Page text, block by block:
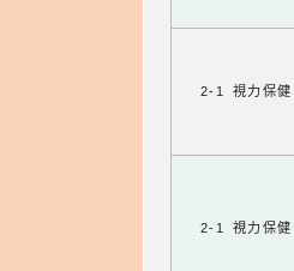
2-1 視力保健
2-1 視力保健